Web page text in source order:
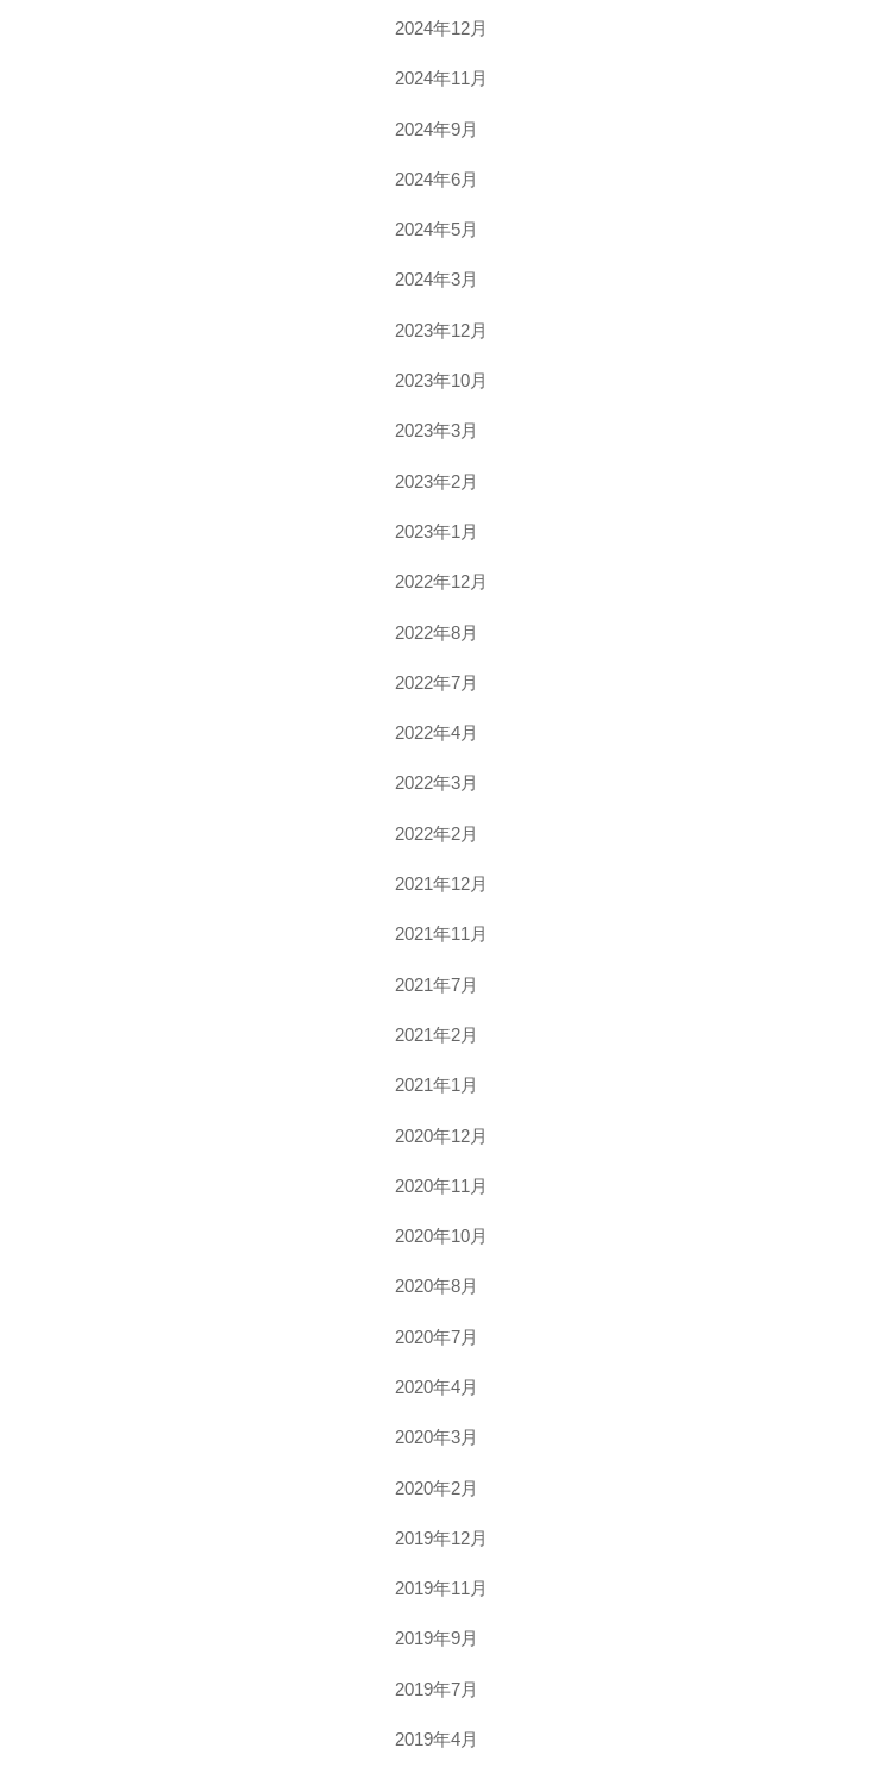
2024年12月
2024年11月
2024年9月
2024年6月
2024年5月
2024年3月
2023年12月
2023年10月
2023年3月
2023年2月
2023年1月
2022年12月
2022年8月
2022年7月
2022年4月
2022年3月
2022年2月
2021年12月
2021年11月
2021年7月
2021年2月
2021年1月
2020年12月
2020年11月
2020年10月
2020年8月
2020年7月
2020年4月
2020年3月
2020年2月
2019年12月
2019年11月
2019年9月
2019年7月
2019年4月